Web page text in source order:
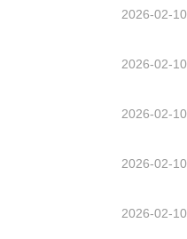
2026-02-10
2026-02-10
2026-02-10
2026-02-10
2026-02-10